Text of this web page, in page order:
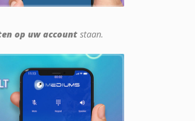
op uw account staan.